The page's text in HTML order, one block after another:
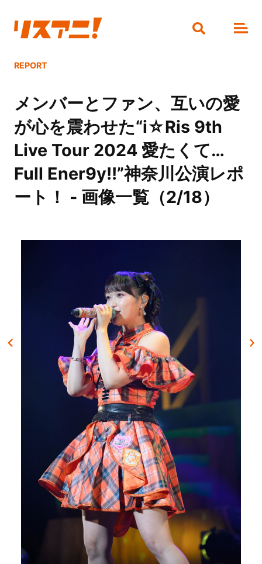
REPORT
メンバーとファン、互いの愛
が心を震わせた“i☆Ris 9th
Live Tour 2024 愛たくて…
Full Ener9y!!”神奈川公演レポ
ート！ - 画像一覧（2/18）